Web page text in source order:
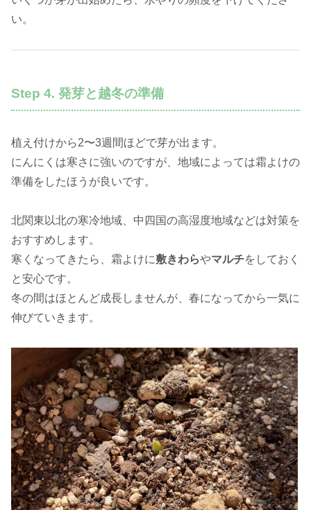
い。
Step 4. 発芽と越冬の準備
植え付けから2〜3週間ほどで芽が出ます。
にんにくは寒さに強いのですが、地域によっては霜よけの
準備をしたほうが良いです。
北関東以北の寒冷地域、中四国の高湿度地域などは対策を
おすすめします。
寒くなってきたら、霜よけに敷きわらやマルチをしておく
と安心です。
冬の間はほとんど成長しませんが、春になってから一気に
伸びていきます。